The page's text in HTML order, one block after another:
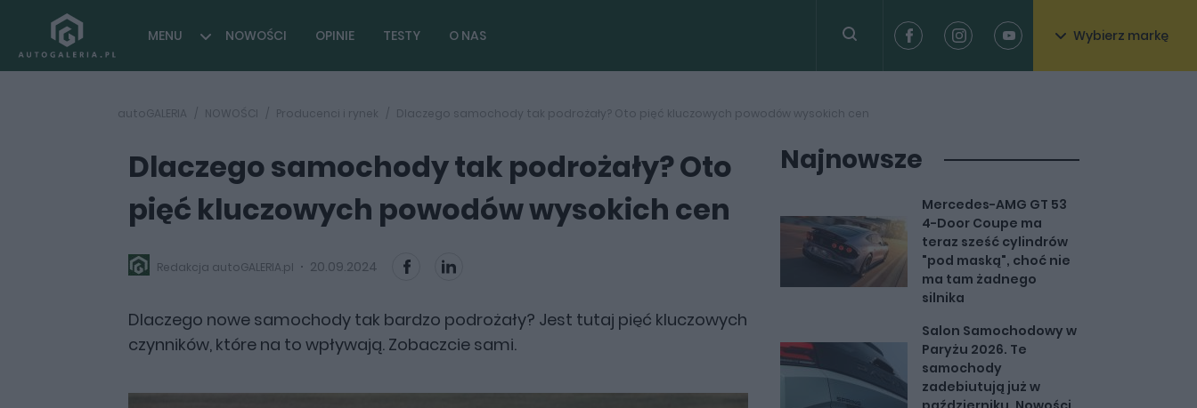
MENU NOWOŚCI OPINIE TESTY O NAS Wybierz markę
autoGALERIA NOWOŚCI Producenci i rynek Dlaczego samochody tak podrożały? Oto pięć kluczowych powodów wysokich cen
Dlaczego samochody tak podrożały? Oto
pięć kluczowych powodów wysokich cen
Redakcja autoGALERIA.pl 20.09.2024
Dlaczego nowe samochody tak bardzo podrożały? Jest tutaj pięć kluczowych
czynników, które na to wpływają. Zobaczcie sami.
Najnowsze
Mercedes-AMG GT 53
4-Door Coupe ma
teraz sześć cylindrów
"pod maską", choć nie
ma tam żadnego
silnika
Salon Samochodowy w
Paryżu 2026. Te
samochody
zadebiutują już w